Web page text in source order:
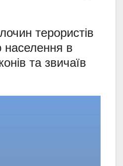
терористів
населення в
та звичаїв